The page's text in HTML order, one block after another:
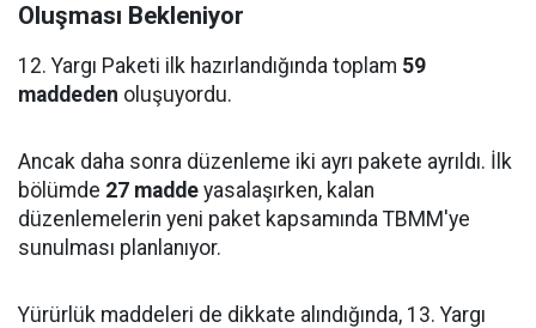
Oluşması Bekleniyor
12. Yargı Paketi ilk hazırlandığında toplam 59
maddeden oluşuyordu.
Ancak daha sonra düzenleme iki ayrı pakete ayrıldı. İlk
bölümde 27 madde yasalaşırken, kalan
düzenlemelerin yeni paket kapsamında TBMM'ye
sunulması planlanıyor.
Yürürlük maddeleri de dikkate alındığında, 13. Yargı